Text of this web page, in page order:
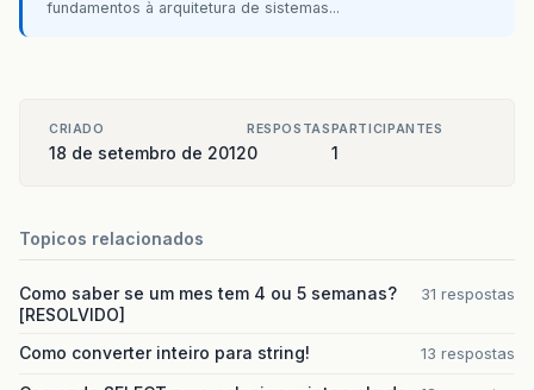
fundamentos à arquitetura de sistemas...
CRIADO
18 de setembro de 2012
RESPOSTAS
0
PARTICIPANTES
1
Topicos relacionados
Como saber se um mes tem 4 ou 5 semanas?
[RESOLVIDO]
31 respostas
Como converter inteiro para string! 13 respostas